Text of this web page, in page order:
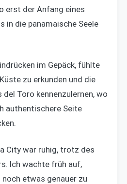
erst der Anfang eines
in die panamaische Seele
im Gepäck, fühlte
zu erkunden und die
Toro kennenzulernen, wo
authentischere Seite
City war ruhig, trotz des
Ich wachte früh auf,
etwas genauer zu